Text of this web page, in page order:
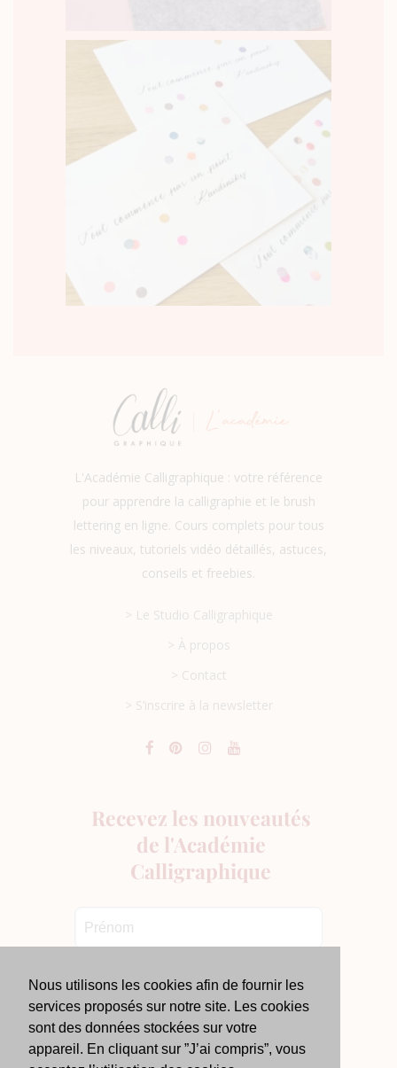
L'Académie Calligraphique : votre référence
pour apprendre la calligraphie et le brush
lettering en ligne. Cours complets pour tous
les niveaux, tutoriels vidéo détaillés, astuces,
conseils et freebies.
> Le Studio Calligraphique
> À propos
> Contact
> S’inscrire à la newsletter
Nous utilisons les cookies afin de fournir les
services proposés sur notre site. Les cookies
sont des données stockées sur votre
appareil. En cliquant sur ”J’ai compris”, vous